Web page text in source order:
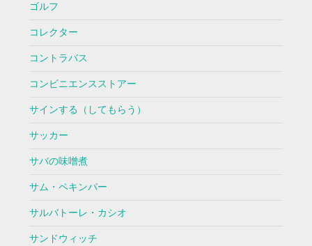
ゴルフ
コレクター
コントラバス
コンビニエンスストアー
サインする（してもらう）
サッカー
サバの味噌煮
サム・ペキンパー
サルバトーレ・カシオ
サンドウィッチ